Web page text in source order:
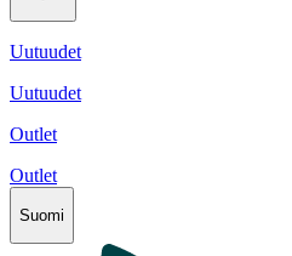
Uutuudet
Uutuudet
Outlet
Outlet
Suomi